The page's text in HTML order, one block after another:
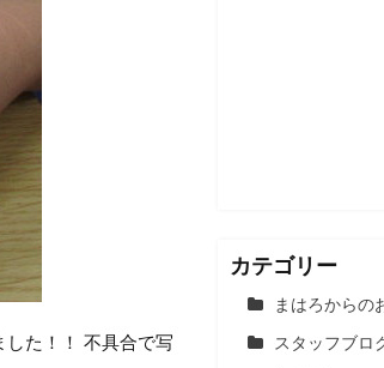
た！！ 不具合で写
カテゴリー
まはろからの
スタッフブロ